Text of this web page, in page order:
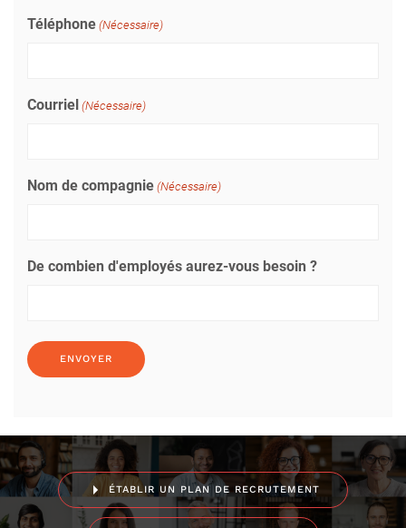
Téléphone (Nécessaire)
Courriel (Nécessaire)
Nom de compagnie (Nécessaire)
De combien d'employés aurez-vous besoin ?
ÉTABLIR UN PLAN DE RECRUTEMENT